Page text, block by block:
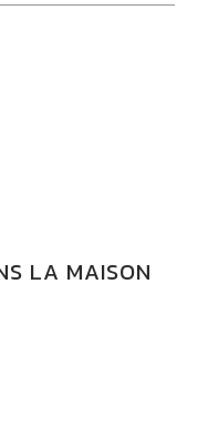
LA MAISON